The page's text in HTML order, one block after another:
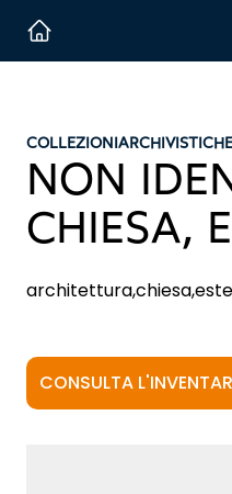
COLLEZIONIARCHIVISTICHE
NON
CHIESA,
CONSULTA